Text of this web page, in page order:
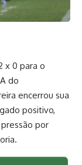
x 0 para o
do
encerrou sua
positivo,
por